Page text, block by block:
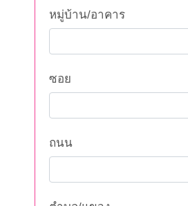
หมู่บ้าน/อาคาร
ซอย
ถนน